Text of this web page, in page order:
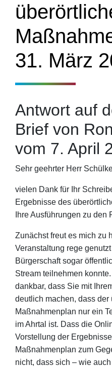
31. März
Antwort auf
Brief von
vom 7. April
Sehr geehrter Herr
vielen Dank für Ihr
Ergebnisse des
Ihre Ausführungen zu den
Zunächst freut es mich zu
Veranstaltung rege
Bürgerschaft sogar
Stream teilnehmen
dankbar, dass Sie mit
deutlich machen, dass der
Maßnahmenplan nur ein
im Ahrtal ist. Dass die
Vorstellung der
Maßnahmenplan zum
nicht, dass sich – wie